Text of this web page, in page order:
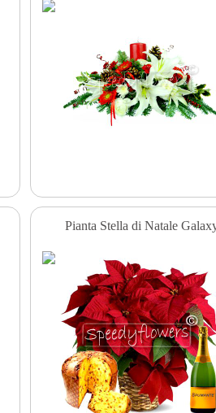
Pianta Stella di Natale